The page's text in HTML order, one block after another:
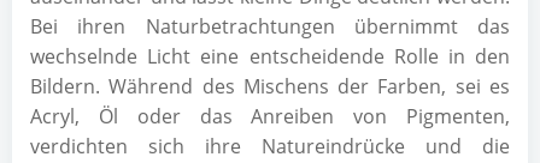
Bei ihren Naturbetrachtungen übernimmt das
wechselnde Licht eine entscheidende Rolle in den
Bildern. Während des Mischens der Farben, sei es
Acryl, Öl oder das Anreiben von Pigmenten,
verdichten sich ihre Natureindrücke und die